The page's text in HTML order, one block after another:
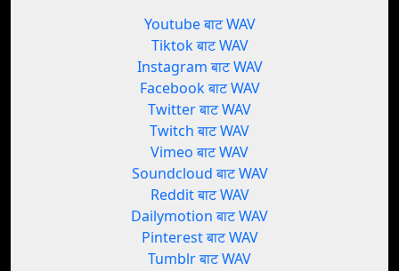
Youtube बाट WAV
Tiktok बाट WAV
Instagram बाट WAV
Facebook बाट WAV
Twitter बाट WAV
Twitch बाट WAV
Vimeo बाट WAV
Soundcloud बाट WAV
Reddit बाट WAV
Dailymotion बाट WAV
Pinterest बाट WAV
Tumblr बाट WAV